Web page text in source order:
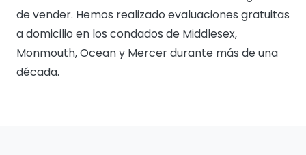
de vender. Hemos realizado evaluaciones gratuitas
a domicilio en los condados de Middlesex,
Monmouth, Ocean y Mercer durante más de una
década.